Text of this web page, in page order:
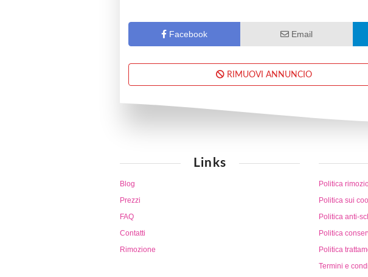
Facebook Email
RIMUOVI ANNUNCIO
Links
Blog
Prezzi
FAQ
Contatti
Rimozione
Politica
Politica sui
Politica anti-
Politica
Politica
Termini e